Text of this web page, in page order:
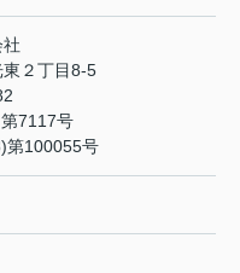
２丁目8-5
7117号
第100055号